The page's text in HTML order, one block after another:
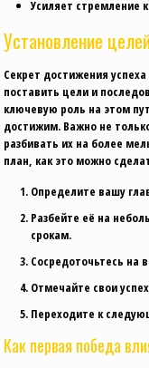
Усиляет стремление
Установление
Секрет достижения
поставить цели и
ключевую роль на этом
достижим. Важно не
разбивать их на более
план, как это можно
Определите вашу
Разбейте её на
срокам.
Сосредоточьтесь на
Отмечайте свои
Переходите к
Как первая победа